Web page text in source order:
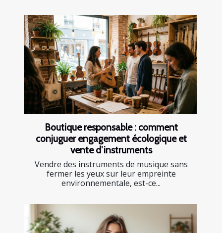
Boutique responsable : comment
conjuguer engagement écologique et
vente d’instruments
Vendre des instruments de musique sans
fermer les yeux sur leur empreinte
environnementale, est-ce...